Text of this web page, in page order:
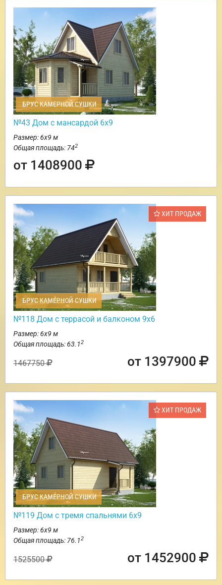
БРУС КАМЕРНОЙ СУШКИ
№43 Дом с мансардой 6х9
Размер: 6х9 м
Общая площадь: 742
от 1408900
ХИТ ПРОДАЖ
БРУС КАМЕРНОЙ СУШКИ
№118 Дом с террасой и балконом 9х6
Размер: 6х9 м
Общая площадь: 63.12
1467750 от 1397900
ХИТ ПРОДАЖ
БРУС КАМЕРНОЙ СУШКИ
№119 Дом с тремя спальнями 6х9
Размер: 6х9 м
Общая площадь: 76.12
1525500 от 1452900